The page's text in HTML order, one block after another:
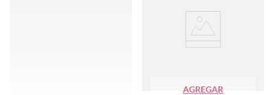
AGREGAR